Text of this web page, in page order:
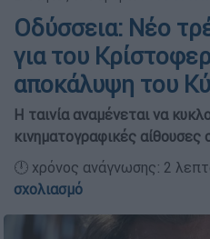
Οδύσσεια: Νέο
για του
αποκάλυψη του
Η ταινία αναμένεται να
κινηματογραφικές αίθουσες
🕛 χρόνος ανάγνωσης: 2
σχολιασμό